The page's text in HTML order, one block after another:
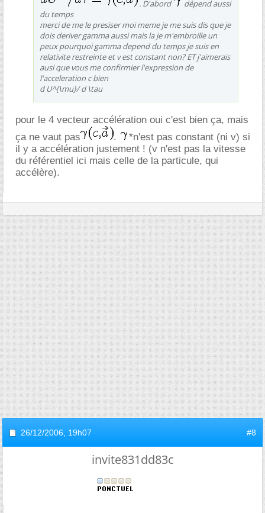
. D'abord
dépend aussi
du temps
merci de me le presiser moi meme je me suis dis que je
dois deriver gamma aussi mais la je m'embroille un
peux pourquoi gamma depend du temps je suis en
relativite restreinte et v est constant non? ET j'aimerais
ausi que vous me confirmier l'expression de
l'acceleration c bien
d U^{\mu}/ d \tau
pour le 4 vecteur accélération oui c'est bien ça, mais
ça ne vaut pas
.
*n'est pas constant (ni v) si
il y a accélération justement ! (v n'est pas la vitesse
du référentiel ici mais celle de la particule, qui
accélère).
26/12/2006, 19h07 #8
invite831dd83c